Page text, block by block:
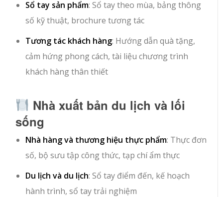
Sổ tay sản phẩm: Sổ tay theo mùa, bảng thông
số kỹ thuật, brochure tương tác
Tương tác khách hàng: Hướng dẫn quà tặng,
cảm hứng phong cách, tài liệu chương trình
khách hàng thân thiết
Nhà xuất bản du lịch và lối
sống
Nhà hàng và thương hiệu thực phẩm: Thực đơn
số, bộ sưu tập công thức, tạp chí ẩm thực
Du lịch và du lịch: Sổ tay điểm đến, kế hoạch
hành trình, sổ tay trải nghiệm